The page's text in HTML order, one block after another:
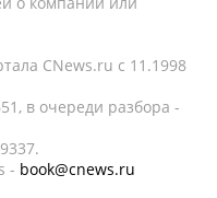
CNews.ru c 11.1998
в очереди разбора -
- book@cnews.ru